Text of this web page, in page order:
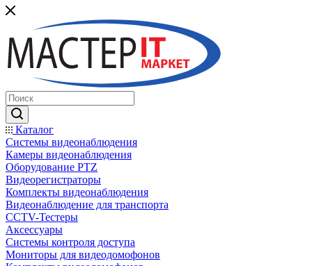
Каталог
Системы видеонаблюдения
Камеры видеонаблюдения
Оборудование PTZ
Видеорегистраторы
Комплекты видеонаблюдения
Видеонаблюдение для транспорта
CCTV-Тестеры
Аксессуары
Системы контроля доступа
Мониторы для видеодомофонов